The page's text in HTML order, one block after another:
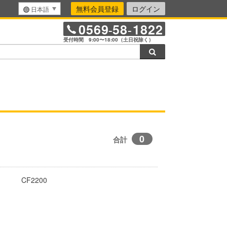
日本語 無料会員登録 ログイン
0569-58-1822
受付時間 9:00〜18:00（土日祝除く）
合計 0
CF2200